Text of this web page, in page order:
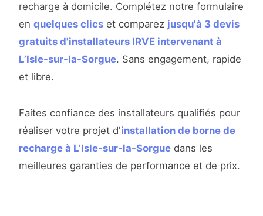
recharge à domicile. Complétez notre formulaire
en quelques clics et comparez jusqu'à 3 devis
gratuits d'installateurs IRVE intervenant à
L’Isle-sur-la-Sorgue. Sans engagement, rapide
et libre.
Faites confiance des installateurs qualifiés pour
réaliser votre projet d'installation de borne de
recharge à L’Isle-sur-la-Sorgue dans les
meilleures garanties de performance et de prix.